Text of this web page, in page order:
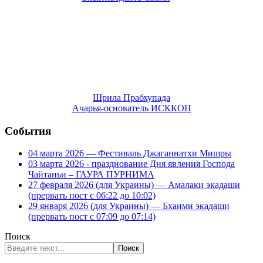
Шрила Прабхупада
Ачарья-основатель ИСККОН
События
04 марта 2026 — Фестиваль Джаганнатхи Мишры
03 марта 2026 - празднование Дня явления Господа
Чайтаньи – ГАУРА ПУРНИМА
27 февраля 2026 (для Украины) — Амалаки экадаши
(прервать пост с 06:22 до 10:02)
29 января 2026 (для Украины) — Бхаими экадаши
(прервать пост с 07:09 до 07:14)
Поиск
Поиск